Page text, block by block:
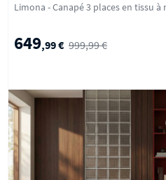
649,99 € 999,99 €